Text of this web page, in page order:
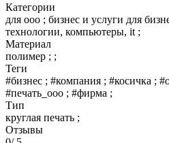
Категории
для ооо ; бизнес и услуги для
технологии, компьютеры, it ;
Материал
полимер ; ;
Теги
#бизнес ; #компания ; #косичка ;
#печать_ооо ; #фирма ;
Тип
круглая печать ;
Отзывы